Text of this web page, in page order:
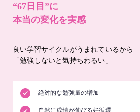
“67日目”に
本当の変化を実感
良い学習サイクルがうまれているから
「勉強しないと気持ちわるい」
絶対的な勉強量の増加
自然に成績が伸びる好循環